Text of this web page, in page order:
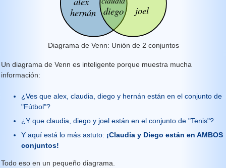
Diagrama de Venn: Unión de 2 conjuntos
Un diagrama de Venn es inteligente porque muestra mucha
información:
¿Ves que alex, claudia, diego y hernán están en el conjunto de
"Fútbol"?
¿Y que claudia, diego y joel están en el conjunto de "Tenis"?
Y aquí está lo más astuto: ¡Claudia y Diego están en AMBOS
conjuntos!
Todo eso en un pequeño diagrama.